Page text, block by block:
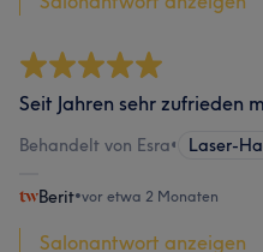
Seit Jahren sehr zufrieden
Behandelt von Esra• Laser-
Berit•vor etwa 2 Monaten
Salonantwort anzeigen